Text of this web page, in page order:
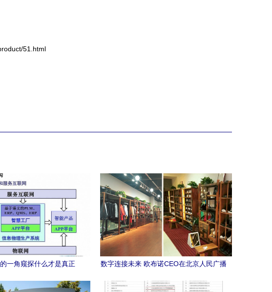
51.html
一角窥探什么才是真正
数字连接未来 欧布诺CEO在北京人民广播